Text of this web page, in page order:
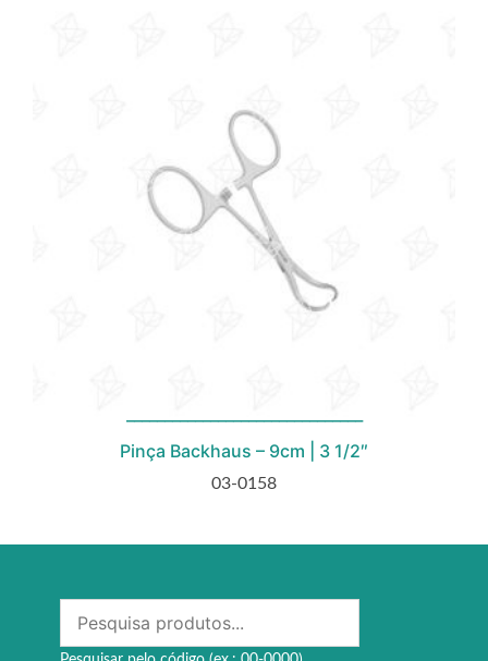
Pinça Backhaus – 9cm | 3 1/2″
03-0158